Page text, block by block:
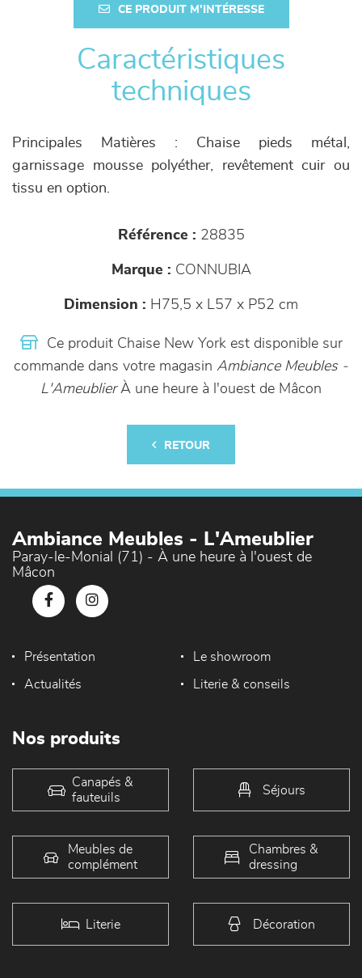
CE PRODUIT M'INTÉRESSE
Caractéristiques
techniques
Principales Matières : Chaise pieds métal,
garnissage mousse polyéther, revêtement cuir ou
tissu en option.
Référence : 28835
Marque : CONNUBIA
Dimension : H75,5 x L57 x P52 cm
Ce produit Chaise New York est disponible sur
commande dans votre magasin Ambiance Meubles -
L'AmeublierÀ une heure à l'ouest de Mâcon
RETOUR
Ambiance Meubles - L'Ameublier
Paray-le-Monial (71) - À une heure à l'ouest de
Mâcon
Présentation Le showroom
Actualités Literie & conseils
Nos produits
Canapés &
fauteuils
Séjours
Meubles de
complément
Chambres &
dressing
Literie Décoration